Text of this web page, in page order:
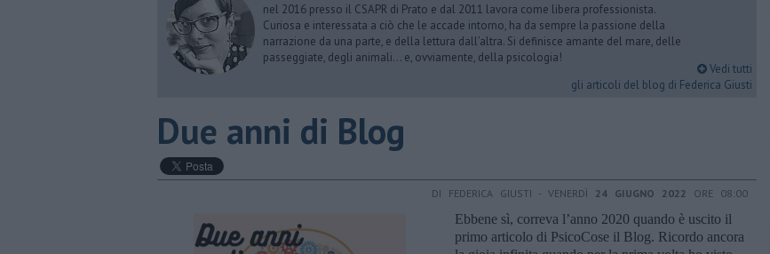
nel 2016 presso il CSAPR di Prato e dal 2011 lavora come libera professionista.
Curiosa e interessata a ciò che le accade intorno, ha da sempre la passione della
narrazione da una parte, e della lettura dall’altra. Si definisce amante del mare, delle
passeggiate, degli animali… e, ovviamente, della psicologia!
Vedi tutti
gli articoli del blog di Federica Giusti
​Due anni di Blog
DI FEDERICA GIUSTI - VENERDÌ 24 GIUGNO 2022 ORE 08:00
Ebbene sì, correva l’anno 2020 quando è uscito il
primo articolo di PsicoCose il Blog. Ricordo ancora